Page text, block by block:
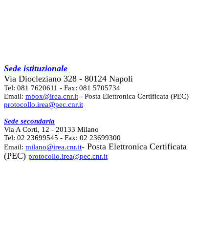
Sede istituzionale
Via Diocleziano 328 - 80124 Napoli
Tel: 081 7620611 - Fax: 081 5705734
Email: mbox@irea.cnr.it - Posta Elettronica Certificata (PEC)
protocollo.irea@pec.cnr.it
Sede secondaria
Via A Corti, 12 - 20133 Milano
Tel: 02 23699545 - Fax: 02 23699300
Email: milano@irea.cnr.it- Posta Elettronica Certificata
(PEC) protocollo.irea@pec.cnr.it